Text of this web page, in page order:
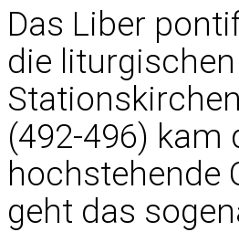
Das Liber
die
(492-496)
hochstehende
geht das